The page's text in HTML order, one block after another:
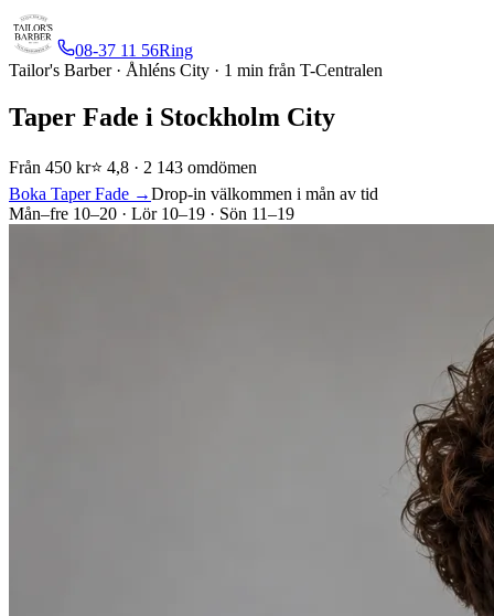
08-37 11 56Ring
Tailor's Barber · Åhléns City · 1 min från T-Centralen
Taper Fade i Stockholm City
Från 450 kr⭐ 4,8 · 2 143 omdömen
Boka Taper Fade →Drop-in välkommen i mån av tid
Mån–fre 10–20 · Lör 10–19 · Sön 11–19